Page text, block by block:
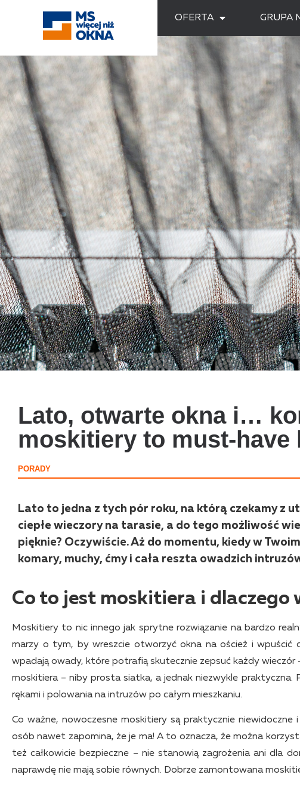
OFERTA GRUPA
Lato, otwarte okna i…
moskitiery to must-have
PORADY
Lato to jedna z tych pór roku, na którą czekamy z
ciepłe wieczory na tarasie, a do tego możliwość
pięknie? Oczywiście. Aż do momentu, kiedy w
komary, muchy, ćmy i cała reszta owadzich
Co to jest moskitiera i dlaczego
Moskitiery to nic innego jak sprytne rozwiązanie na bardzo
marzy o tym, by wreszcie otworzyć okna na oścież i
wpadają owady, które potrafią skutecznie zepsuć każdy
moskitiera – niby prosta siatka, a jednak niezwykle praktyczna.
rękami i polowania na intruzów po całym mieszkaniu.
Co ważne, nowoczesne moskitiery są praktycznie
osób nawet zapomina, że je ma! A to oznacza, że można
też całkowicie bezpieczne – nie stanowią zagrożenia ani dla
naprawdę nie mają sobie równych. Dobrze zamontowana